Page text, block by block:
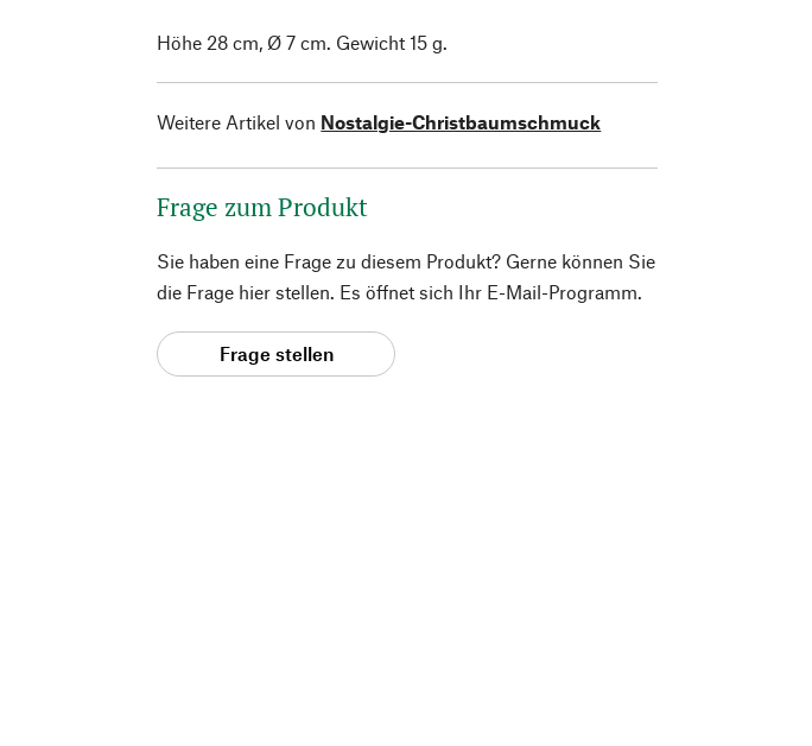
Höhe 28 cm, Ø 7 cm. Gewicht 15 g.
Weitere Artikel von Nostalgie-Christbaumschmuck
Frage zum Produkt
Sie haben eine Frage zu diesem Produkt? Gerne können Sie
die Frage hier stellen. Es öffnet sich Ihr E-Mail-Programm.
Frage stellen